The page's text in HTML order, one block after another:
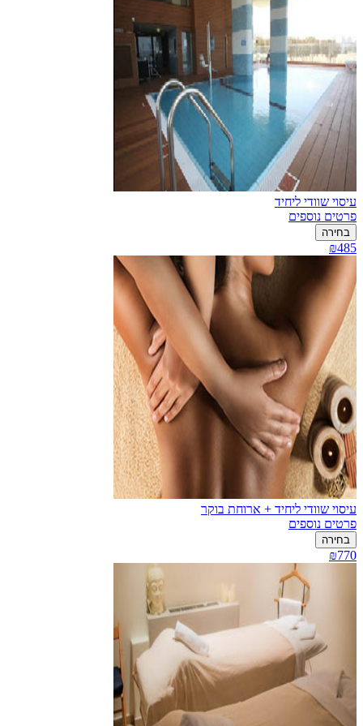
עיסוי שוודי ליחיד
פרטים נוספים
בחירה
₪485
עיסוי שוודי ליחיד + ארוחת בוקר
פרטים נוספים
בחירה
₪770